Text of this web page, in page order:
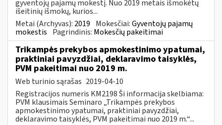
gyventojų pajamų mokestį. Nuo 2019 metais išmokėtų
išeitinių išmokų, kurios...
Metai (Archyvas): 2019 Mokesčiai:Gyventojų pajamų
mokestis Pagrindinis: Mokesčių pakeitimai
Trikampės prekybos apmokestinimo ypatumai,
praktiniai pavyzdžiai, deklaravimo taisyklės,
PVM pakeitimai nuo 2019 m.
Web turinio sąrašas 2019-04-10
Registracijos numeris KM2198 Ši informacija skelbiama:
PVM klausimais Seminaro „Trikampės prekybos
apmokestinimo ypatumai, praktiniai pavyzdžiai,
deklaravimo taisyklės, PVM pakeitimai nuo 2019 m.“...